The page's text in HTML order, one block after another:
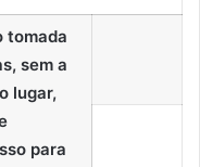
tomada
sem a
lugar,
para